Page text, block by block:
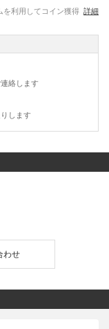
を利用してコイン獲得 詳細
絡します
します
わせ